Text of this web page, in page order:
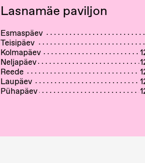
Lasnamäe paviljon
Esmaspäev
Teisipäev
Kolmapäev
Neljapäev
Reede
Laupäev
Pühapäev